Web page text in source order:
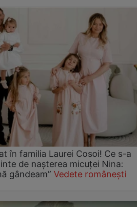
în familia Laurei Cosoi! Ce s-a
de nașterea micuței Nina:
gândeam” Vedete românești